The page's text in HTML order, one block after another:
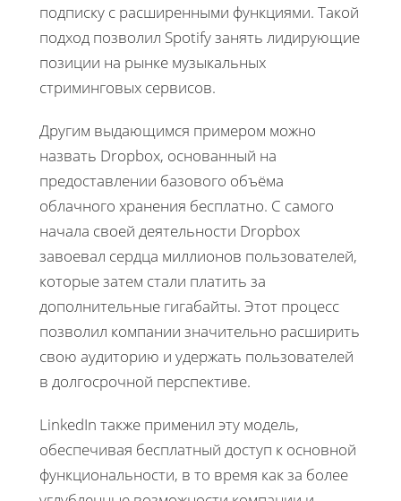
подписку с расширенными функциями. Такой
подход позволил Spotify занять лидирующие
позиции на рынке музыкальных
стриминговых сервисов.
Другим выдающимся примером можно
назвать Dropbox, основанный на
предоставлении базового объёма
облачного хранения бесплатно. С самого
начала своей деятельности Dropbox
завоевал сердца миллионов пользователей,
которые затем стали платить за
дополнительные гигабайты. Этот процесс
позволил компании значительно расширить
свою аудиторию и удержать пользователей
в долгосрочной перспективе.
LinkedIn также применил эту модель,
обеспечивая бесплатный доступ к основной
функциональности, в то время как за более